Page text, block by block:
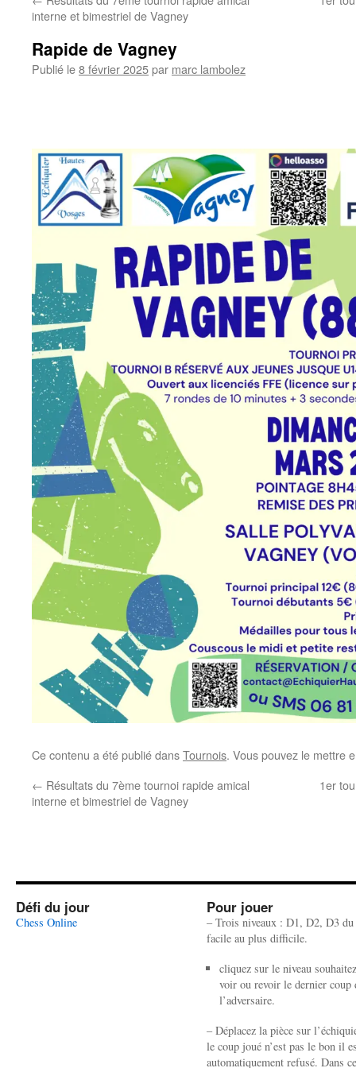
interne et bimestriel de Vagney
Rapide de Vagney
Publié le8 février 2025par marc lambolez
Ce contenu a été publié dansTournois. Vous pouvez le mettre
← Résultats du 7ème tournoi rapide amical
interne et bimestriel de Vagney
1er
Défi du jour
Chess Online
Pour jouer
– Trois niveaux : D1, D2, D3
facile au plus difficile.
cliquez sur le niveau
voir ou revoir le dernier coup
l’adversaire.
– Déplacez la pièce sur
le coup joué n’est pas le bon il
automatiquement refusé. Dans